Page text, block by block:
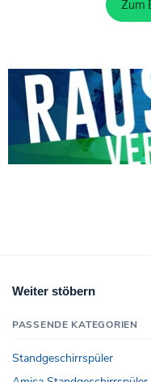
Zum
Weiter stöbern
PASSENDE KATEGORIEN
Standgeschirrspüler